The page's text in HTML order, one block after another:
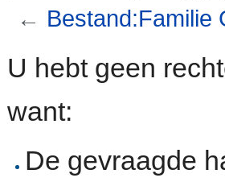
← Bestand:Familie
U hebt geen
want:
De gevraagde